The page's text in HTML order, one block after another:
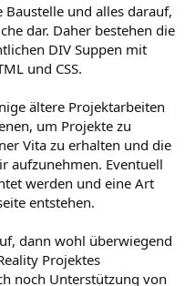
und alles darauf,
dar. Daher bestehen die
DIV Suppen mit
und CSS.
ältere Projektarbeiten
um Projekte zu
Vita zu erhalten und die
aufzunehmen. Eventuell
werden und eine Art
entstehen.
dann wohl überwiegend
Projektes
noch Unterstützung von